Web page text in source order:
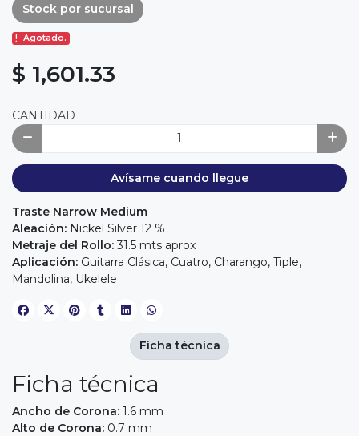
Stock por sucursal
Agotado.
$ 1,601.33
CANTIDAD
Avísame cuando llegue
Traste Narrow Medium
Aleación: Nickel Silver 12 %
Metraje del Rollo:31.5 mts aprox
Aplicación: Guitarra Clásica, Cuatro, Charango, Tiple,
Mandolina, Ukelele
Ficha técnica
Ancho de Corona: 1.6 mm
Alto de Corona: 0.7 mm
Ficha técnica